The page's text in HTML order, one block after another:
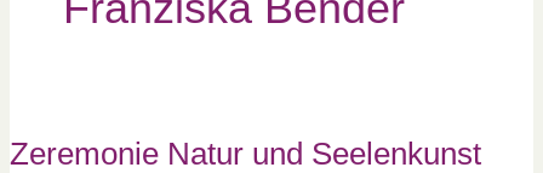
Zeremonie Natur und Seelenkunst
Seelenkunst
Geistertanz